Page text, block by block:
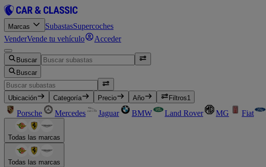
Marcas SubastasSupercoches
VenderVende tu vehículo Acceder
Buscar
Buscar
Ubicación Categoría Precio Año Filtros1
Porsche Mercedes Jaguar BMW Land Rover MG Fiat
Todas las marcas
Todas las marcas